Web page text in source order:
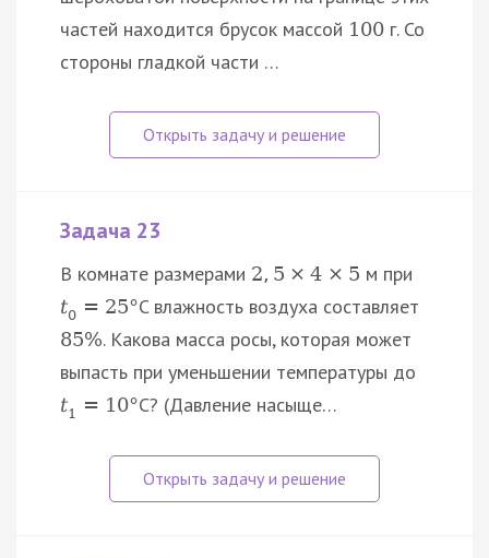
частей находится брусок массой 100 г. Со
стороны гладкой части …
Задача 23
В комнате размерами 2, 5 × 4 × 5 м при
t0 = 25°C влажность воздуха составляет
85%. Какова масса росы, которая может
выпасть при уменьшении температуры до
t1 = 10°C? (Давление насыще…